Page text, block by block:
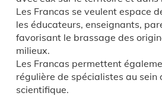
Les Francas se veulent espace
les éducateurs, enseignants,
favorisant le brassage des
milieux.
Les Francas permettent
régulière de spécialistes au sein
scientifique.